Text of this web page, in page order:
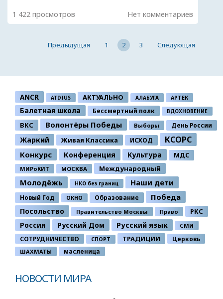
1 422 просмотров Нет комментариев
Предыдущая 1 2 3 Следующая
ANCR ATDIUS АКТУАЛЬНО АЛАБУГА АРТЕК
Балетная школа Бессмертный полк ВДОХНОВЕНИЕ
ВКС Волонтёры Победы Выборы День России
Жаркий Живая Классика ИСХОД КСОРС
Конкурс Конференция Культура МДС
МИРоКИТ МОСКВА Международный
Молодёжь НКО без границ Наши дети
Новый Год ОКНО Образование Победа
Посольство Правительство Москвы Право РКС
Россия Русский Дом Русский язык СМИ
СОТРУДНИЧЕСТВО СПОРТ ТРАДИЦИИ Церковь
ШАХМАТЫ масленица
НОВОСТИ МИРА